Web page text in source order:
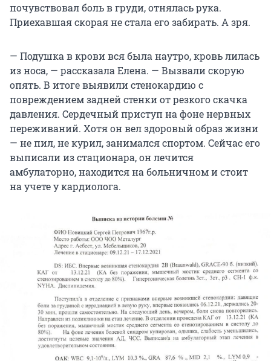
почувствовал боль в груди, отнялась рука.
Приехавшая скорая не стала его забирать. А зря.
— Подушка в крови вся была наутро, кровь лилась
из носа, — рассказала Елена. — Вызвали скорую
опять. В итоге выявили стенокардию с
повреждением задней стенки от резкого скачка
давления. Сердечный приступ на фоне нервных
переживаний. Хотя он вел здоровый образ жизни
— не пил, не курил, занимался спортом. Сейчас его
выписали из стационара, он лечится
амбулаторно, находится на больничном и стоит
на учете у кардиолога.